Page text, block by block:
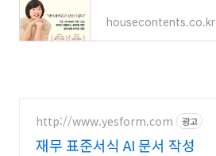
housecontents.co.kr
http://www.yesform.com 광고
재무 표준서식 AI 문서 작성